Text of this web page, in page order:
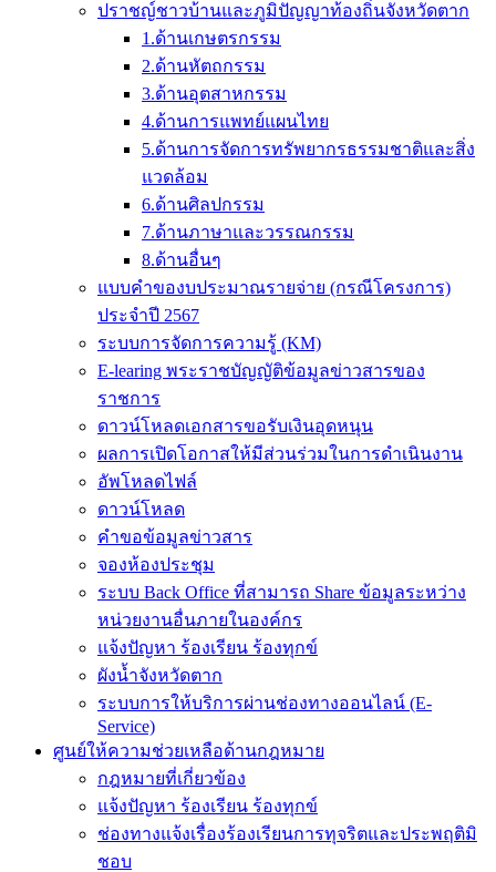
ปราชญ์ชาวบ้านและภูมิปัญญาท้องถิ่นจังหวัดตาก
1.ด้านเกษตรกรรม
2.ด้านหัตถกรรม
3.ด้านอุตสาหกรรม
4.ด้านการแพทย์แผนไทย
5.ด้านการจัดการทรัพยากรธรรมชาติและสิ่ง
แวดล้อม
6.ด้านศิลปกรรม
7.ด้านภาษาและวรรณกรรม
8.ด้านอื่นๆ
แบบคำของบประมาณรายจ่าย (กรณีโครงการ)
ประจำปี 2567
ระบบการจัดการความรู้ (KM)
E-learing พระราชบัญญัติข้อมูลข่าวสารของ
ราชการ
ดาวน์โหลดเอกสารขอรับเงินอุดหนุน
ผลการเปิดโอกาสให้มีส่วนร่วมในการดำเนินงาน
อัพโหลดไฟล์
ดาวน์โหลด
คำขอข้อมูลข่าวสาร
จองห้องประชุม
ระบบ Back Office ที่สามารถ Share ข้อมูลระหว่าง
หน่วยงานอื่นภายในองค์กร
แจ้งปัญหา ร้องเรียน ร้องทุกข์
ผังน้ำจังหวัดตาก
ระบบการให้บริการผ่านช่องทางออนไลน์ (E-
Service)
ศูนย์ให้ความช่วยเหลือด้านกฎหมาย
กฎหมายที่เกี่ยวข้อง
แจ้งปัญหา ร้องเรียน ร้องทุกข์
ช่องทางแจ้งเรื่องร้องเรียนการทุจริตและประพฤติมิ
ชอบ